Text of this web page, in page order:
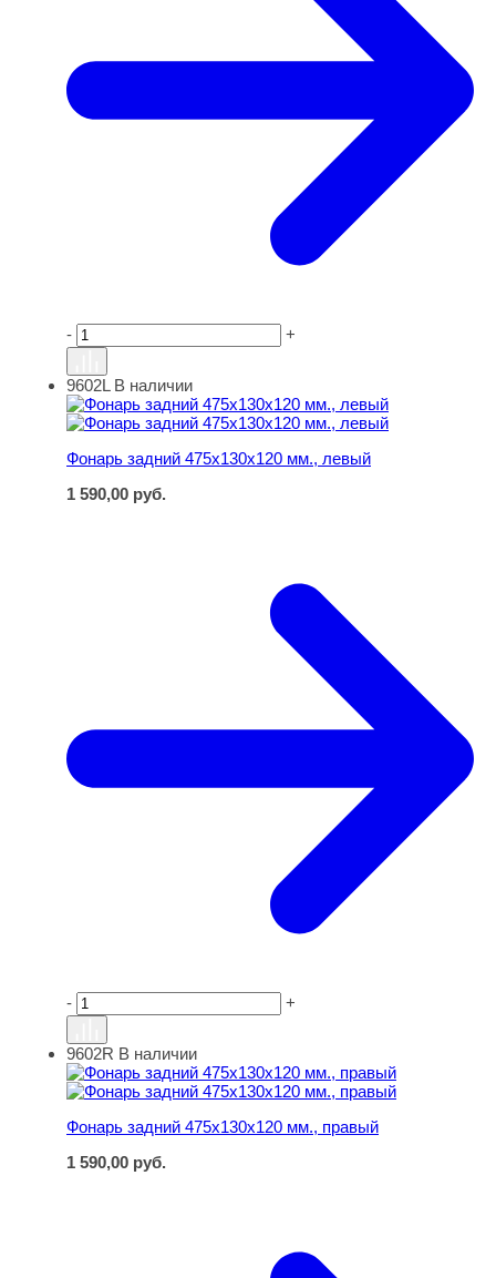
- +
Фонарь задний 475х130х120 мм., левый
9602L В наличии
Фонарь задний 475х130х120 мм., левый
1 590,00 руб.
- +
Фонарь задний 475х130х120 мм., правый
9602R В наличии
Фонарь задний 475х130х120 мм., правый
1 590,00 руб.